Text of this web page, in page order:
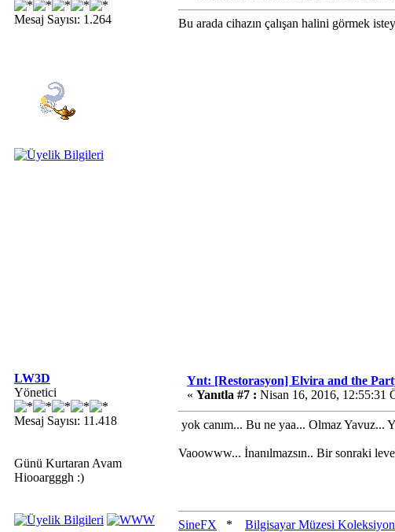
Mesaj Sayısı: 1.264 Bu arada cihazın çalışan halini görmek
LW3D
Yönetici
Mesaj Sayısı: 11.418
Günü Kurtaran Avam
Hiooargggh :)
Ynt: [Restorasyon] Elvira and the
« Yanıtla #7 : Nisan 16, 2016, 12:55:31
yok canım... Bu ne yaa... Olmaz Yavuz...
Vaoowww... İnanılmazsın.. Bir sonraki
SineFX * Bilgisayar Müzesi